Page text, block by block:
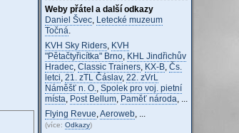
Weby přátel a další odkazy
Daniel Švec Letecké muzeum
Točná
KVH Sky Riders KVH
"Pětačtyřicítka" Brno KHL Jindřichův
Hradec Classic Trainers KX-B Čs.
letci 21. zTL Čáslav, 22. zVrL
Náměšť n. O.
Spolek pro voj. pietní
místa Post Bellum Paměť národa
Flying Revue Aeroweb
(více: Odkazy)